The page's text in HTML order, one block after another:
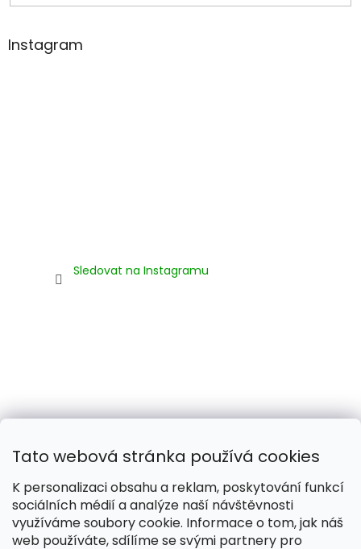
Tato webová stránka používá cookies
K personalizaci obsahu a reklam, poskytování funkcí
sociálních médií a analýze naší návštěvnosti
využíváme soubory cookie. Informace o tom, jak náš
web používáte, sdílíme se svými partnery pro
Instagram
Sledovat na Instagramu
Naše smečka: Silver Needles (Chovatelská stanice)